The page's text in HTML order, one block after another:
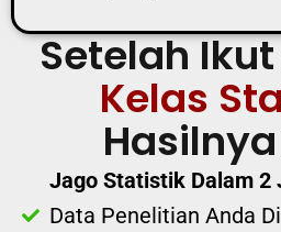
Setelah
Kelas
Jago Statistik Dalam 2
Data Penelitian Anda